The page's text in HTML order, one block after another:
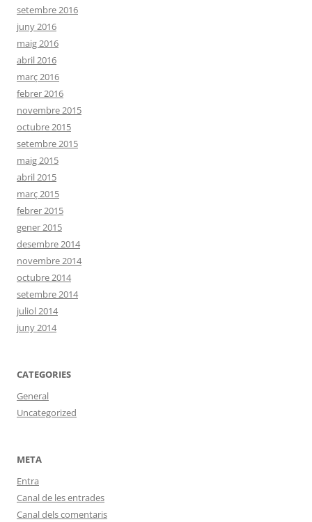
setembre 2016
juny 2016
maig 2016
abril 2016
març 2016
febrer 2016
novembre 2015
octubre 2015
setembre 2015
maig 2015
abril 2015
març 2015
febrer 2015
gener 2015
desembre 2014
novembre 2014
octubre 2014
setembre 2014
juliol 2014
juny 2014
CATEGORIES
General
Uncategorized
META
Entra
Canal de les entrades
Canal dels comentaris